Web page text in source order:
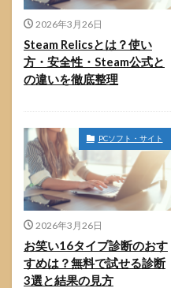
2026年3月26日
Steam Relicsとは？使い
方・安全性・Steam公式と
の違いを徹底整理
PCソフト・サイト
2026年3月26日
お笑い16タイプ診断のおす
すめは？無料で試せる診断
3選と結果の見方